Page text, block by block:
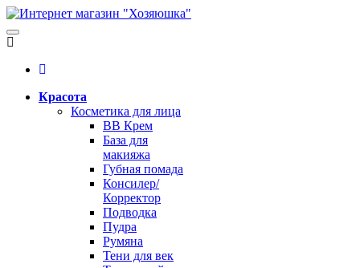
Красота
Косметика для лица
BB Крем
База для
макияжа
Губная помада
Консилер/
Корректор
Подводка
Пудра
Румяна
Тени для век